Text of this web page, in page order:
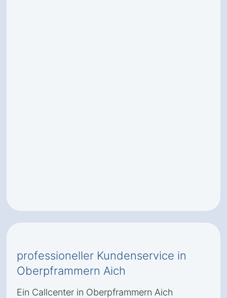
professioneller Kundenservice in
Oberpframmern Aich
Ein Callcenter in Oberpframmern Aich